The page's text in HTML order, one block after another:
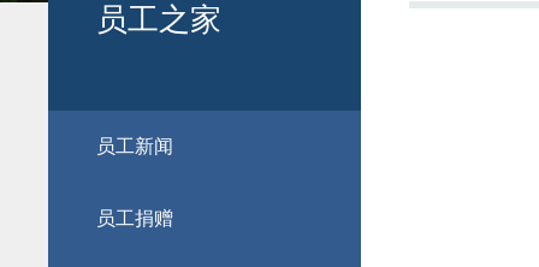
员工之家
员工新闻
员工捐赠